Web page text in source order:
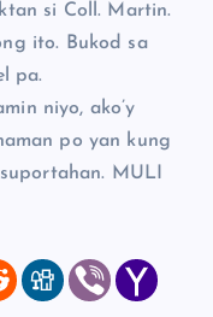
si Coll. Martin.
ito. Bukod sa
pa.
niyo, ako’y
po yan kung
MULI